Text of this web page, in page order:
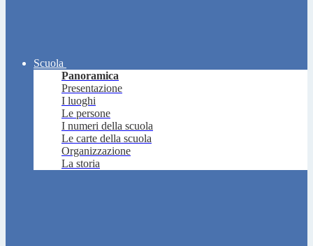
Scuola
Panoramica
Presentazione
I luoghi
Le persone
I numeri della scuola
Le carte della scuola
Organizzazione
La storia